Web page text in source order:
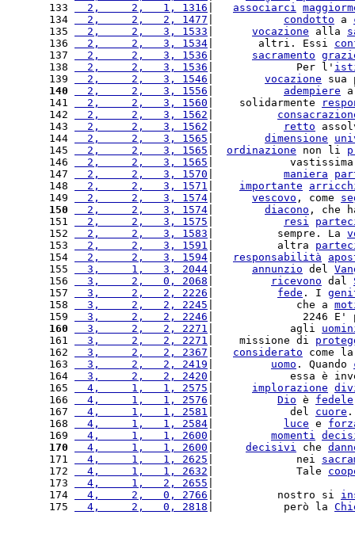
133
  2,     2,   1, 1316
associarci
134
  2,     2,   2, 1477
condotto a
135
  2,     2,   3, 1533
vocazione alla
136
  2,     2,   3, 1534
|       altri. Essi
137
  2,     2,   3, 1536
sacramento
138
  2,     2,   3, 1536
|             Per l'
139
  2,     2,   3, 1546
vocazione
140
  2,     2,   3, 1556
adempiere
141
  2,     2,   3, 1560
|    solidarmente
142
  2,     2,   3, 1562
143
  2,     2,   3, 1562
retto
144
  2,     2,   3, 1565
dimensione
145
  2,     2,   3, 1565
ordinazione non li
146
  2,     2,   3, 1565
|
147
  2,     2,   3, 1570
maniera
148
  2,     2,   3, 1571
importante
149
  2,     2,   3, 1574
vescovo , come
150
  2,     2,   3, 1574
diacono , che
151
  2,     2,   3, 1575
resi
152
  2,     2,   3, 1583
|          sempre. La
153
  2,     2,   3, 1591
|          altra
154
  2,     2,   3, 1594
responsabilità
155
  3,     1,   3, 2044
annunzio del
156
  3,     2,   0, 2068
ricevono dal
157
  3,     2,   2, 2226
fede . I
158
  3,     2,   2, 2245
|             che a
159
  3,     2,   2, 2246
|              2246 E'
160
  3,     2,   2, 2271
|            agli
161
  3,     2,   2, 2271
|    missione di
162
  3,     2,   2, 2367
considerato come
163
  3,     2,   2, 2419
uomo . Quando
164
  3,     2,   2, 2420
|            essa è
165
  4,     1,   1, 2575
implorazione
166
  4,     1,   1, 2576
Dio è fedele
167
  4,     1,   1, 2581
|            del cuore
168
  4,     1,   1, 2584
luce e
169
  4,     1,   1, 2600
momenti
170
  4,     1,   1, 2600
decisivi che
171
  4,     1,   1, 2625
|             nei
172
  4,     1,   1, 2632
|             Tale
173
  4,     1,   2, 2655
174
  4,     2,   0, 2766
|          nostro si
175
  4,     2,   0, 2818
|           però la